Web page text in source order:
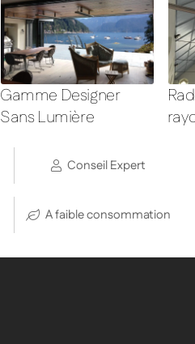
Gamme Designer
Sans Lumière
Conseil Expert
A faible consommation